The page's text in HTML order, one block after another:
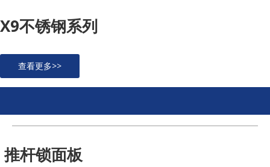
X9不锈钢系列
查看更多>>
推杆锁面板